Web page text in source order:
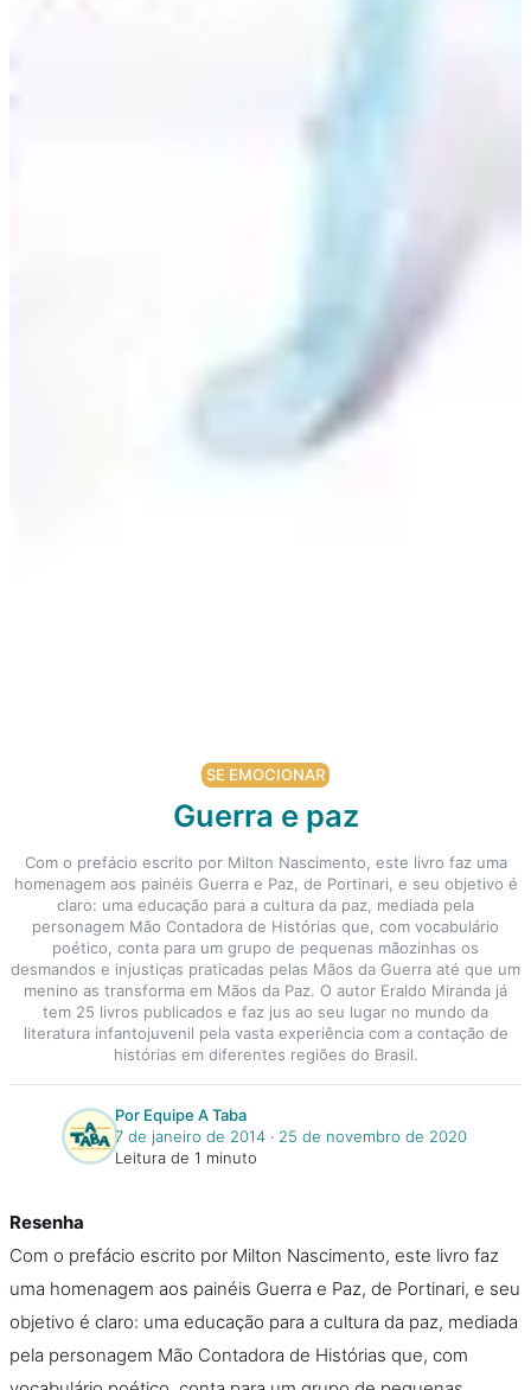
SE EMOCIONAR
Guerra e paz
Com o prefácio escrito por Milton Nascimento, este livro faz uma
homenagem aos painéis Guerra e Paz, de Portinari, e seu objetivo é
claro: uma educação para a cultura da paz, mediada pela
personagem Mão Contadora de Histórias que, com vocabulário
poético, conta para um grupo de pequenas mãozinhas os
desmandos e injustiças praticadas pelas Mãos da Guerra até que um
menino as transforma em Mãos da Paz. O autor Eraldo Miranda já
tem 25 livros publicados e faz jus ao seu lugar no mundo da
literatura infantojuvenil pela vasta experiência com a contação de
histórias em diferentes regiões do Brasil.
Por Equipe A Taba
7 de janeiro de 2014‧ 25 de novembro de 2020
Leitura de 1 minuto
Resenha
Com o prefácio escrito por Milton Nascimento, este livro faz
uma homenagem aos painéis Guerra e Paz, de Portinari, e seu
objetivo é claro: uma educação para a cultura da paz, mediada
pela personagem Mão Contadora de Histórias que, com